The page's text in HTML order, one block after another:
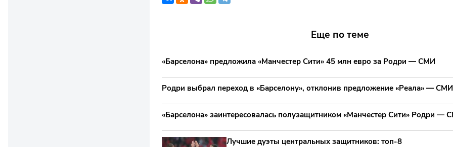
Еще по теме
«Барселона» предложила «Манчестер Сити» 45 млн евро за Родри — СМИ
Родри выбрал переход в «Барселону», отклонив предложение «Реала» — СМИ
«Барселона» заинтересовалась полузащитником «Манчестер Сити» Родри —
Лучшие дуэты центральных защитников: топ‑8